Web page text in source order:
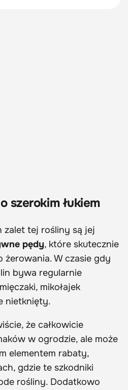
szerokim łukiem
zalet tej rośliny są jej
pędy, które skutecznie
żerowania. W czasie gdy
bywa regularnie
mikołajek
nietknięty.
że całkowicie
w ogrodzie, ale może
elementem rabaty,
gdzie te szkodniki
rośliny. Dodatkowo